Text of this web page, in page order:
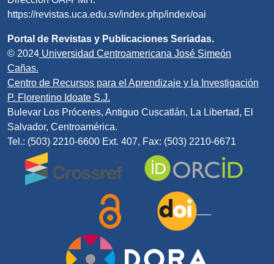
https://revistas.uca.edu.sv/index.php/index/oai
Portal de Revistas y Publicaciones Seriadas.
© 2024 Universidad Centroamericana José Simeón
Cañas.
Centro de Recursos para el Aprendizaje y la Investigación
P. Florentino Idoate S.J.
Bulevar Los Próceres, Antiguo Cuscatlán, La Libertad, El
Salvador, Centroamérica.
Tel.: (503) 2210-6600 Ext. 407, Fax: (503) 2210-6671